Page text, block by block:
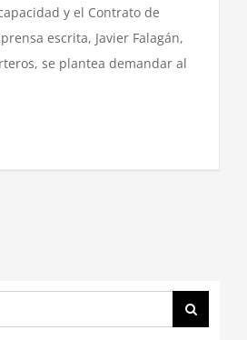
y el Contrato de
escrita, Javier Falagán,
se plantea demandar al